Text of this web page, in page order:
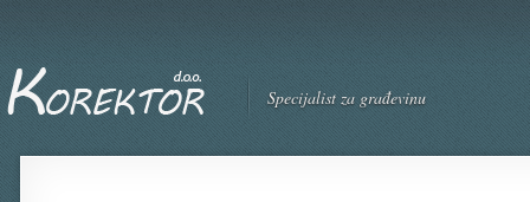
Specijalist za građevinu